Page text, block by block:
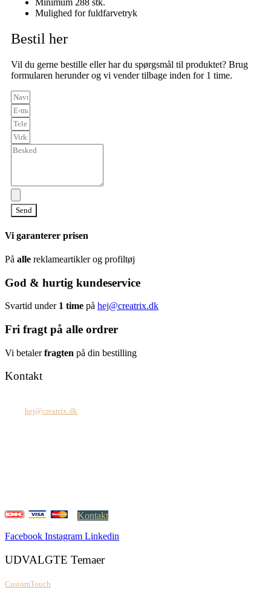
Minimum 288 stk.
Mulighed for fuldfarvetryk
Bestil her
Vil du gerne bestille eller har du spørgsmål til produktet? Brug
formularen herunder og vi vender tilbage inden for 1 time.
Send
Vi garanterer prisen
På alle reklameartikler og profiltøj
God & hurtig kundeservice
Svartid under 1 time på hej@creatrix.dk
Fri fragt på alle ordrer
Vi betalerfragten på din bestilling
Kontakt
hej@creatrix.dk
Kontakt
Facebook Instagram Linkedin
UDVALGTE Temaer
CustomTouch